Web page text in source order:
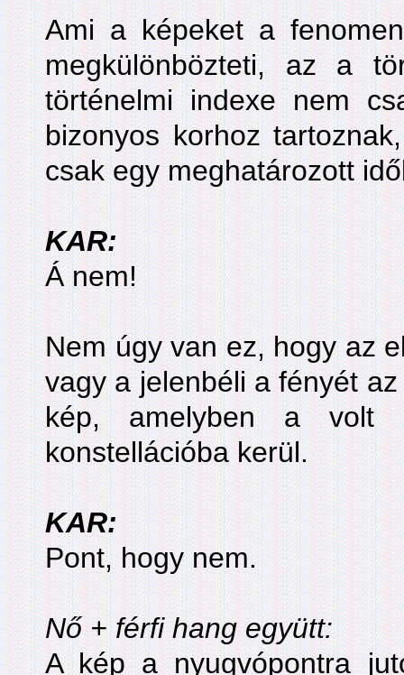
Ami a képeket a
megkülönbözteti, az a
történelmi indexe nem
bizonyos korhoz
csak egy meghatározott
KAR:
Á nem!
Nem úgy van ez, hogy az
vagy a jelenbéli a fényét
kép, amelyben a volt
konstellációba kerül.
KAR:
Pont, hogy nem.
Nő + férfi hang együtt:
A kép a nyugvópontra